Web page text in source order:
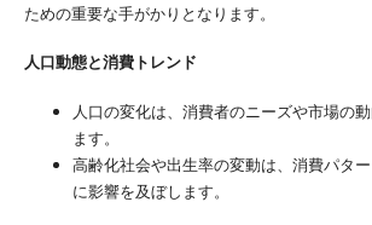
ための重要な手がかりとなります。
人口動態と消費トレンド
人口の変化は、消費者のニーズや市場の
ます。
高齢化社会や出生率の変動は、消費パタ
に影響を及ぼします。